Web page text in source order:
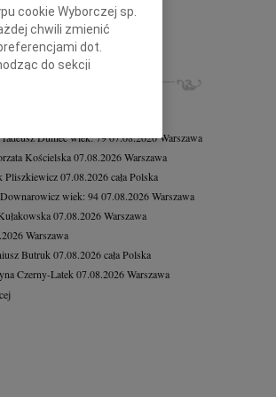
cała Polska
Mielnickiej oraz Jej Najbliższym...
Duniecwiek: 7907.08.2026Warszawa
Kościelska07.08.2026Warszawa
Pliszkiewicz07.08.2026cała Polska
wiek: 9407.08.2026Warszawa
07.08.2026Warszawa
Warszawa
Butruk 07.08.2026cała Polska
Czerny-Latek 07.08.2026Warszawa
cookie Wyborczej sp.
chwili zmienić
dot.
do sekcji
przeglądarki.
identyfikacji.
pomiar reklam i